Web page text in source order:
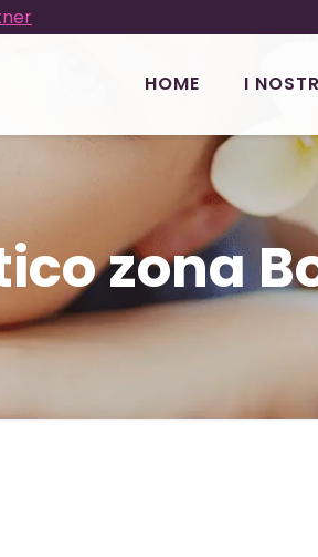
HOME I
zona